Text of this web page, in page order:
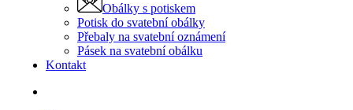
Obálky s potiskem
Potisk do svatební obálky
Přebaly na svatební oznámení
Pásek na svatební obálku
Kontakt